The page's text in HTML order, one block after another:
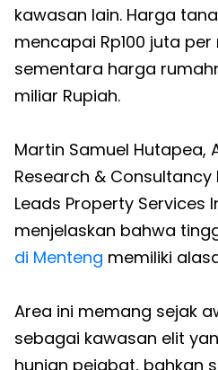
kawasan lain. Harga
mencapai Rp100 juta
sementara harga
miliar Rupiah.
Martin Samuel Hutapea,
Research & Consultancy
Leads Property Services
menjelaskan bahwa
di Menteng memiliki
Area ini memang sejak
sebagai kawasan elit
hunian pejabat, bahkan